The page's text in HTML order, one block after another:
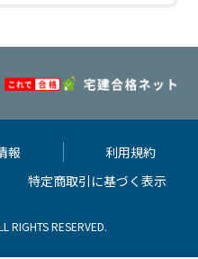
報
利用規約
特定商取引に基づく表示
RIGHTS RESERVED.